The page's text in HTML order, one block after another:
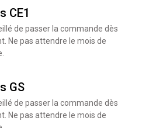
CE1
de passer la commande dès
Ne pas attendre le mois de
GS
de passer la commande dès
Ne pas attendre le mois de